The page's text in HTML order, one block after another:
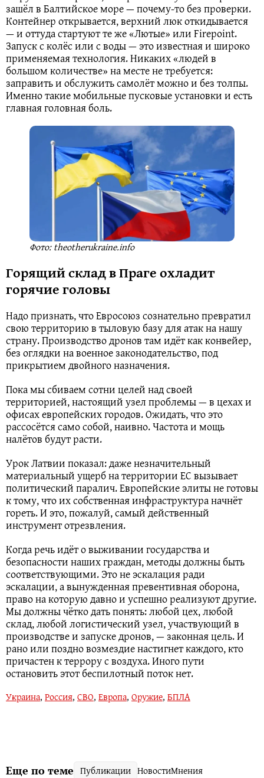
зашёл в Балтийское море — почему-то без проверки.
Контейнер открывается, верхний люк откидывается
— и оттуда стартуют те же «Лютые» или Firepoint.
Запуск с колёс или с воды — это известная и широко
применяемая технология. Никаких «людей в
большом количестве» на месте не требуется:
заправить и обслужить самолёт можно и без толпы.
Именно такие мобильные пусковые установки и есть
главная головная боль.
Фото: theotherukraine.info
Горящий склад в Праге охладит
горячие головы
Надо признать, что Евросоюз сознательно превратил
свою территорию в тыловую базу для атак на нашу
страну. Производство дронов там идёт как конвейер,
без оглядки на военное законодательство, под
прикрытием двойного назначения.
Пока мы сбиваем сотни целей над своей
территорией, настоящий узел проблемы — в цехах и
офисах европейских городов. Ожидать, что это
рассосётся само собой, наивно. Частота и мощь
налётов будут расти.
Урок Латвии показал: даже незначительный
материальный ущерб на территории ЕС вызывает
политический паралич. Европейские элиты не готовы
к тому, что их собственная инфраструктура начнёт
гореть. И это, пожалуй, самый действенный
инструмент отрезвления.
Когда речь идёт о выживании государства и
безопасности наших граждан, методы должны быть
соответствующими. Это не эскалация ради
эскалации, а вынужденная превентивная оборона,
право на которую давно и успешно реализуют другие.
Мы должны чётко дать понять: любой цех, любой
склад, любой логистический узел, участвующий в
производстве и запуске дронов, — законная цель. И
рано или поздно возмездие настигнет каждого, кто
причастен к террору с воздуха. Иного пути
остановить этот беспилотный поток нет.
Украина, Россия, СВО, Европа, Оружие, БПЛА
Еще по теме Публикации НовостиМнения